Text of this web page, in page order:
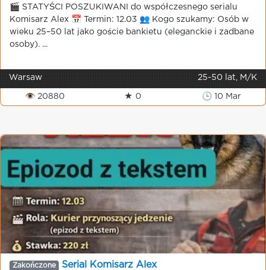
🎬 STATYŚCI POSZUKIWANI do współczesnego serialu
Komisarz Alex 📅 Termin: 12.03 👥 Kogo szukamy: Osób w
wieku 25–50 lat jako goście bankietu (eleganckie i zadbane
osoby). ...
Warsaw 25-50 lat, M/K
👁 20880 ★ 0 🕒 10 Mar
Zakończone Serial Komisarz Alex